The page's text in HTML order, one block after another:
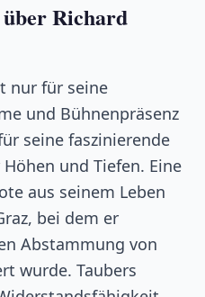
Richard
nur für seine
und Bühnenpräsenz
seine faszinierende
und Tiefen. Eine
aus seinem Leben
bei dem er
Abstammung von
wurde. Taubers